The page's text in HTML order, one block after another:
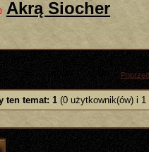
Akrą Siocher
ten temat: 1 (0 użytkownik(ów) i 1